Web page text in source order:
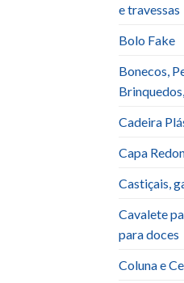
e travessas
Bolo Fake
Bonecos,
Cadeira
Capa
Castiçais,
Cavalete
para doces
Coluna e
Add to